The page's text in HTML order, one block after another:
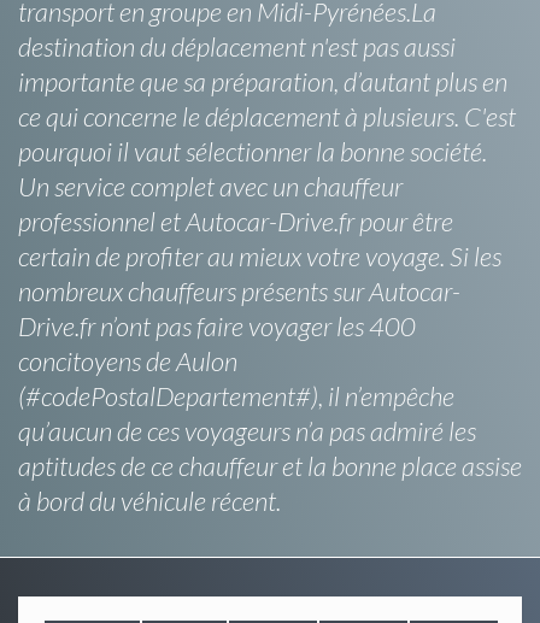
transport en groupe en Midi-Pyrénées.La
destination du déplacement n'est pas aussi
importante que sa préparation, d’autant plus en
ce qui concerne le déplacement à plusieurs. C'est
pourquoi il vaut sélectionner la bonne société.
Un service complet avec un chauffeur
professionnel et Autocar-Drive.fr pour être
certain de profiter au mieux votre voyage. Si les
nombreux chauffeurs présents sur Autocar-
Drive.fr n’ont pas faire voyager les 400
concitoyens de Aulon
(#codePostalDepartement#), il n’empêche
qu’aucun de ces voyageurs n’a pas admiré les
aptitudes de ce chauffeur et la bonne place assise
à bord du véhicule récent.